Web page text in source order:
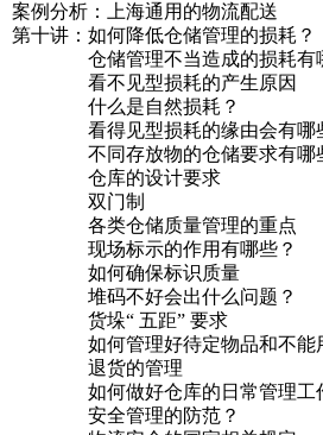
案例分析：上海通用的物流配送
第十讲：如何降低仓储管理的损耗？
仓储管理不当造成的损耗有
看不见型损耗的产生原因
什么是自然损耗？
看得见型损耗的缘由会有哪
不同存放物的仓储要求有哪
仓库的设计要求
双门制
各类仓储质量管理的重点
现场标示的作用有哪些？
如何确保标识质量
堆码不好会出什么问题？
货垛“ 五距” 要求
如何管理好待定物品和不能
退货的管理
如何做好仓库的日常管理工
安全管理的防范？